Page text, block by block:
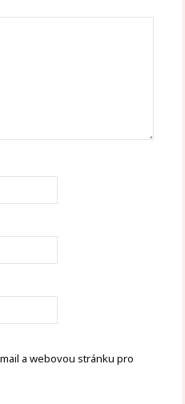
a webovou stránku pro